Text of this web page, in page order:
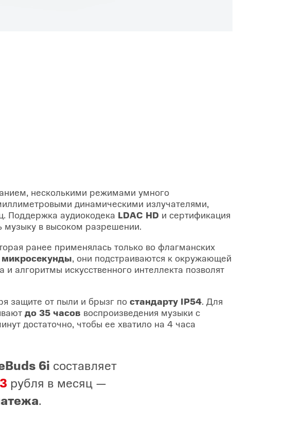
несколькими режимами умного
динамическими излучателями,
Поддержка аудиокодека LDAC HD и сертификация
музыку в высоком разрешении.
ранее применялась только во флагманских
, они подстраиваются к окружающей
алгоритмы искусственного интеллекта позволят
защите от пыли и брызг по стандарту IP54. Для
до 35 часов воспроизведения музыки с
достаточно, чтобы ее хватило на 4 часа
6i составляет
рубля в месяц —
.